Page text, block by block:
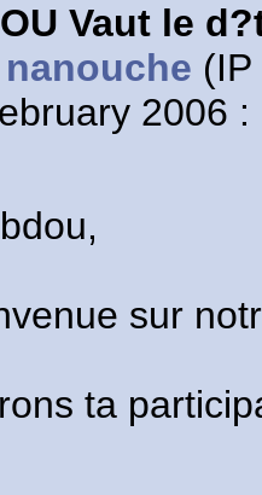
Vaut le
nanouche
2006 :
sur
ta